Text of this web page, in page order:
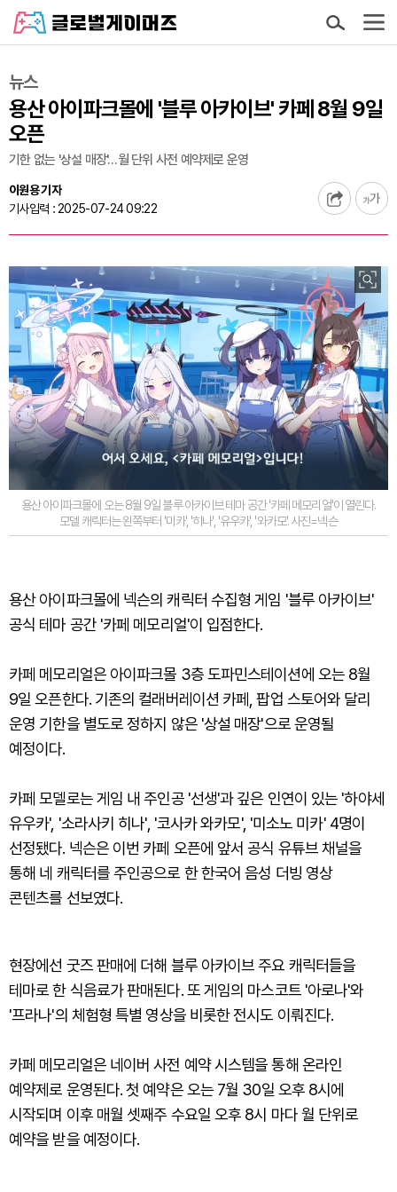
뉴스
용산 아이파크몰에 '블루 아카이브' 카페 8월 9일
오픈
기한 없는 '상설 매장'…월 단위 사전 예약제로 운영
이원용 기자
기사입력 : 2025-07-24 09:22
용산 아이파크몰에 오는 8월 9일 블루 아카이브 테마 공간 '카페 메모리얼'이 열린다.
모델 캐릭터는 왼쪽부터 '미카', '히나', '유우카', '와카모'. 사진=넥슨
용산 아이파크몰에 넥슨의 캐릭터 수집형 게임 '블루 아카이브'
공식 테마 공간 '카페 메모리얼'이 입점한다.
카페 메모리얼은 아이파크몰 3층 도파민스테이션에 오는 8월
9일 오픈한다. 기존의 컬래버레이션 카페, 팝업 스토어와 달리
운영 기한을 별도로 정하지 않은 '상설 매장'으로 운영될
예정이다.
카페 모델로는 게임 내 주인공 '선생'과 깊은 인연이 있는 '하야세
유우카', '소라사키 히나', '코사카 와카모', '미소노 미카' 4명이
선정됐다. 넥슨은 이번 카페 오픈에 앞서 공식 유튜브 채널을
통해 네 캐릭터를 주인공으로 한 한국어 음성 더빙 영상
콘텐츠를 선보였다.
현장에선 굿즈 판매에 더해 블루 아카이브 주요 캐릭터들을
테마로 한 식음료가 판매된다. 또 게임의 마스코트 '아로나'와
'프라나'의 체험형 특별 영상을 비롯한 전시도 이뤄진다.
카페 메모리얼은 네이버 사전 예약 시스템을 통해 온라인
예약제로 운영된다. 첫 예약은 오는 7월 30일 오후 8시에
시작되며 이후 매월 셋째주 수요일 오후 8시 마다 월 단위로
예약을 받을 예정이다.